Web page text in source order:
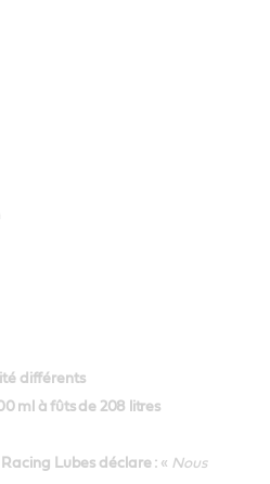
différents
ml à fûts de 208 litres
Lubes déclare : « Nous